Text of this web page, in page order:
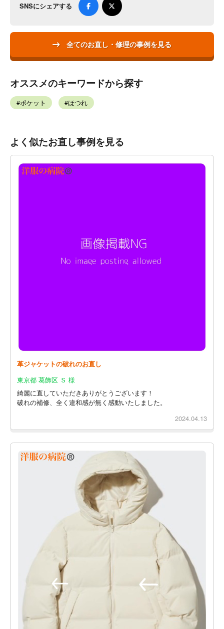
SNSにシェアする
全てのお直し・修理の事例を見る
オススメのキーワードから探す
ポケット ほつれ
よく似たお直し事例を見る
革ジャケットの破れのお直し
東京都 葛飾区 Ｓ 様
綺麗に直していただきありがとうございます！
破れの補修、全く違和感が無く感動いたしました。
2024.04.13